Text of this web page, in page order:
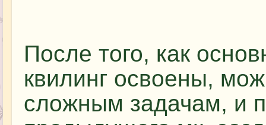
После того, как
квилинг освоены,
сложным задачам, и